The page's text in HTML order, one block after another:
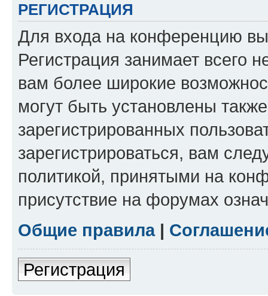
РЕГИСТРАЦИЯ
Для входа на конференцию
Регистрация занимает всего
вам более широкие
могут быть установлены
зарегистрированных
зарегистрироваться, вам
политикой, принятыми на
присутствие на форумах
Общие правила|
Регистрация